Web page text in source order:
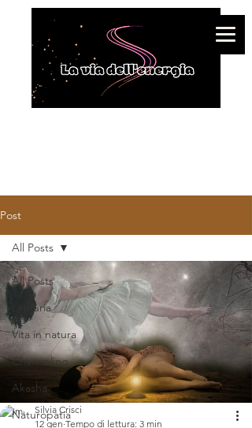
Post
All Posts
Lemuria
Vita in natura
Channeling
Akasha
Naturopatia
All Posts
Silvia Crisci
12 gen Tempo di lettura: 3 min